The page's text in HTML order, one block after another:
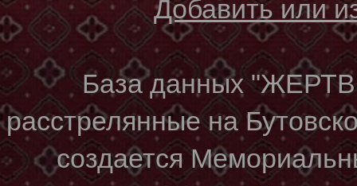
Добавить или
База данных
расстрелянные на
создается